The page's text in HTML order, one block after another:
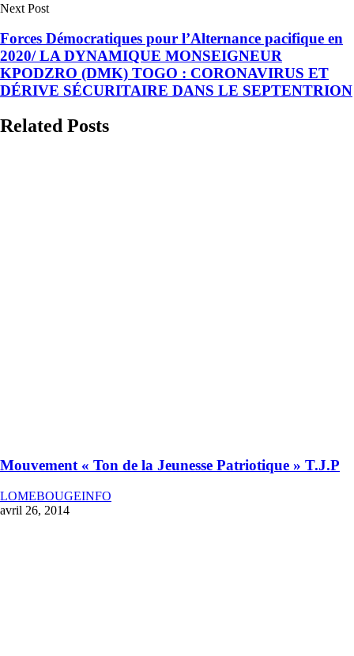
Next Post
Forces Démocratiques pour l’Alternance pacifique en
2020/ LA DYNAMIQUE MONSEIGNEUR
KPODZRO (DMK) TOGO : CORONAVIRUS ET
DÉRIVE SÉCURITAIRE DANS LE SEPTENTRION
Related Posts
Mouvement « Ton de la Jeunesse Patriotique » T.J.P
LOMEBOUGEINFO
avril 26, 2014